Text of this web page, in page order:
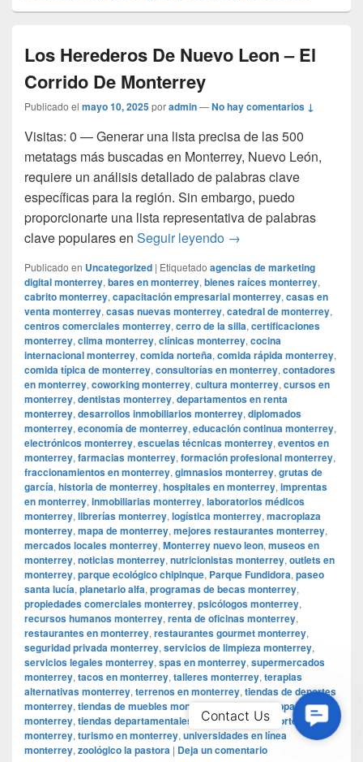
Los Herederos De Nuevo Leon – El
Corrido De Monterrey
Publicado el mayo 10, 2025poradmin—No hay comentarios ↓
Visitas: 0 — Generar una lista precisa de las 500
metatags más buscadas en Monterrey, Nuevo León,
requiere un análisis detallado de palabras clave
específicas para la región. Sin embargo, puedo
proporcionarte una lista representativa de palabras
clave populares en Seguir leyendo Los Herederos De
→
Publicado en Uncategorized | Etiquetado agencias de marketing
digital monterrey, bares en monterrey, bienes raíces monterrey,
cabrito monterrey, capacitación empresarial monterrey, casas en
venta monterrey, casas nuevas monterrey, catedral de monterrey,
centros comerciales monterrey, cerro de la silla, certificaciones
monterrey, clima monterrey, clínicas monterrey, cocina
internacional monterrey, comida norteña, comida rápida monterrey,
comida típica de monterrey, consultorías en monterrey, contadores
en monterrey, coworking monterrey, cultura monterrey, cursos en
monterrey, dentistas monterrey, departamentos en renta
monterrey, desarrollos inmobiliarios monterrey, diplomados
monterrey, economía de monterrey, educación continua monterrey,
electrónicos monterrey, escuelas técnicas monterrey, eventos en
monterrey, farmacias monterrey, formación profesional monterrey,
fraccionamientos en monterrey, gimnasios monterrey, grutas de
garcía, historia de monterrey, hospitales en monterrey, imprentas
en monterrey, inmobiliarias monterrey, laboratorios médicos
monterrey, librerías monterrey, logística monterrey, macroplaza
monterrey, mapa de monterrey, mejores restaurantes monterrey,
mercados locales monterrey, Monterrey nuevo leon, museos en
monterrey, noticias monterrey, nutricionistas monterrey, outlets en
monterrey, parque ecológico chipinque, Parque Fundidora, paseo
santa lucía, planetario alfa, programas de becas monterrey,
propiedades comerciales monterrey, psicólogos monterrey,
recursos humanos monterrey, renta de oficinas monterrey,
restaurantes en monterrey, restaurantes gourmet monterrey,
seguridad privada monterrey, servicios de limpieza monterrey,
servicios legales monterrey, spas en monterrey, supermercados
monterrey, tacos en monterrey, talleres monterrey, terapias
alternativas monterrey, terrenos en monterrey, tiendas de deportes
monterrey, tiendas de muebles monterrey
tiendas de ropa
monterrey, tiendas departamentales monterrey, transporte público
monterrey, turismo en monterrey, universidades en línea
monterrey, zoológico la pastora | Deja un comentario
Us
Contact Us